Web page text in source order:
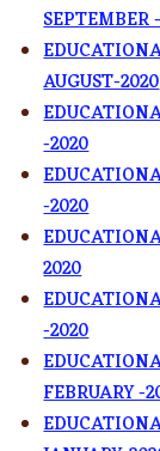
SEPTEMBER
AUGUST-2020
-2020
-2020
2020
-2020
FEBRUARY -